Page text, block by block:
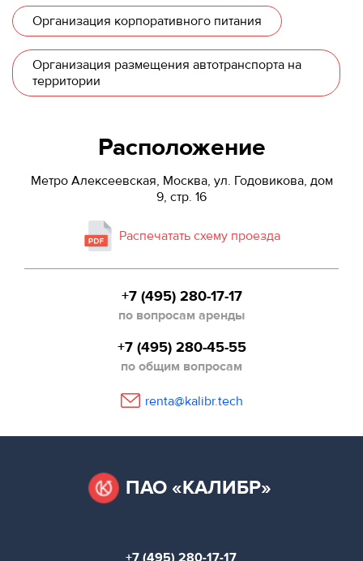
Организация корпоративного питания
Организация размещения автотранспорта на
территории
Расположение
Метро Алексеевская, Москва, ул. Годовикова, дом
9, стр. 16
Распечатать схему проезда
+7 (495) 280-17-17
по вопросам аренды
+7 (495) 280-45-55
по общим вопросам
renta@kalibr.tech
ПАО «КАЛИБР»
+7 (495) 280-17-17